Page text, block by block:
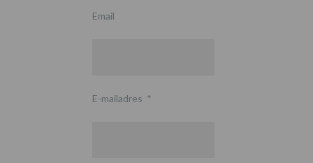
Email
E-mailadres *